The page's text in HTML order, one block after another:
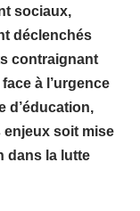
sociaux,
déclenchés
contraignant
à l’urgence
d’éducation,
enjeux soit mise
dans la lutte